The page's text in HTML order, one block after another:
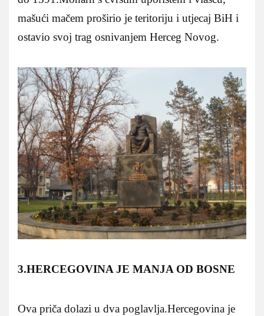
mašući mačem proširio je teritoriju i utjecaj BiH i
ostavio svoj trag osnivanjem Herceg Novog.
3.HERCEGOVINA JE MANJA OD BOSNE
Ova priča dolazi u dva poglavlja.Hercegovina je